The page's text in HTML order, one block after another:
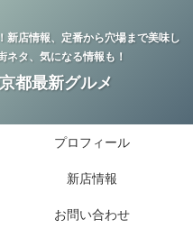
新店情報、定番から穴場まで美味し
ネタ、気になる情報も！
都最新グルメ
プロフィール
新店情報
お問い合わせ